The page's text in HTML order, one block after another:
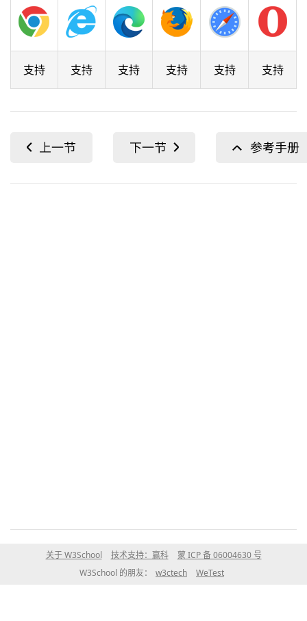
支持 支持 支持 支持 支持 支持
关于 W3School 技术支持：赢科
蒙 ICP 备 06004630 号
W3School 的朋友：
w3ctech WeTest